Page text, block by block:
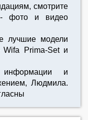
смотрите
фото и видео
лучшие модели
Wifa Prima-Set и
и
Людмила.